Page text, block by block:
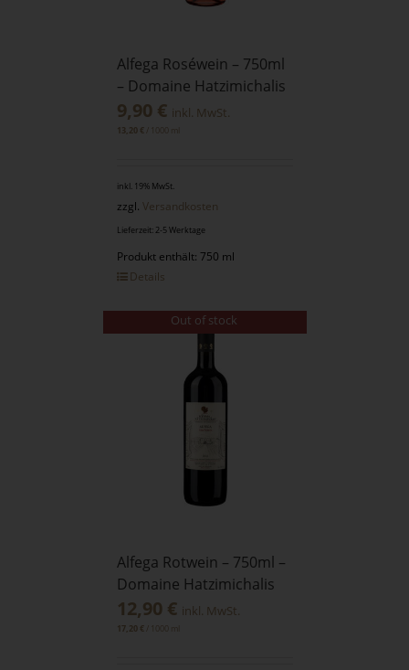
Alfega Roséwein – 750ml
– Domaine Hatzimichalis
9,90 € inkl. MwSt.
13,20 €/ 1000
inkl. 19% MwSt.
zzgl. Versandkosten
Lieferzeit: 2-5 Werktage
Produkt enthält: 750 ml
Details
Out of stock
Alfega Rotwein – 750ml –
Domaine Hatzimichalis
12,90 € inkl. MwSt.
17,20 €/ 1000